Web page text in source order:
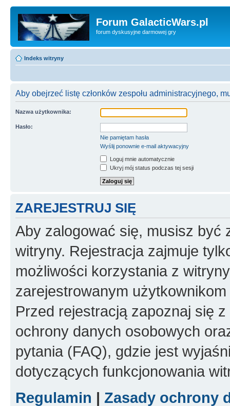
Forum GalacticWars.pl
forum dyskusyjne darmowej gry
Indeks witryny
Aby obejrzeć listę członków zespołu administracyjnego,
Nazwa użytkownika:
Hasło:
Nie pamiętam hasła
Wyślij ponownie e-mail aktywacyjny
Loguj mnie automatycznie
Ukryj mój status podczas tej sesji
ZAREJESTRUJ SIĘ
Aby zalogować się, musisz być
witryny. Rejestracja zajmuje
możliwości korzystania z
zarejestrowanym
Przed rejestracją zapoznaj się
ochrony danych osobowych
pytania (FAQ), gdzie jest
dotyczących funkcjonowania
Regulamin | Zasady ochrony